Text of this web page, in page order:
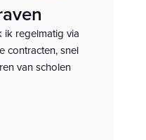
regelmatig via
contracten, snel
van scholen